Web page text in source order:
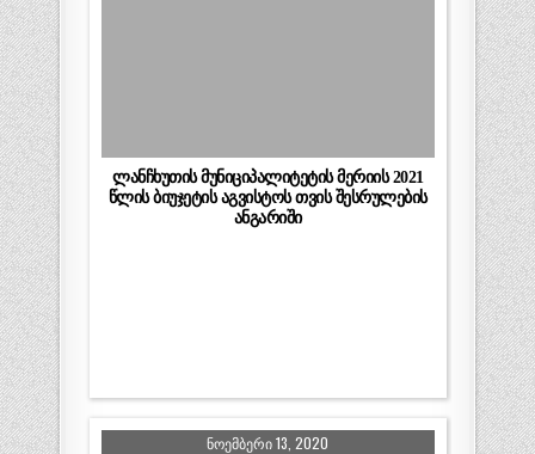
ლანჩხუთის მუნიციპალიტეტის მერიის 2021
წლის ბიუჯეტის აგვისტოს თვის შესრულების
ანგარიში
ᲜᲝᲔᲛᲑᲔᲠᲘ 13, 2020